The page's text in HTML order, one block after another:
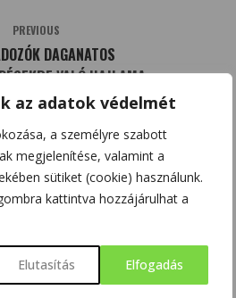
az adatok védelmét
a személyre szabott
megjelenítése, valamint a
sütiket (cookie) használunk.
kattintva hozzájárulhat a
Elutasítás Elfogadás
PREVIOUS
DAGANATOS
VALÓ HAJLAMA
MAGAS
NEXT
ÉRZÉKELÉSÉBEN
MIKROMÉRETŰ